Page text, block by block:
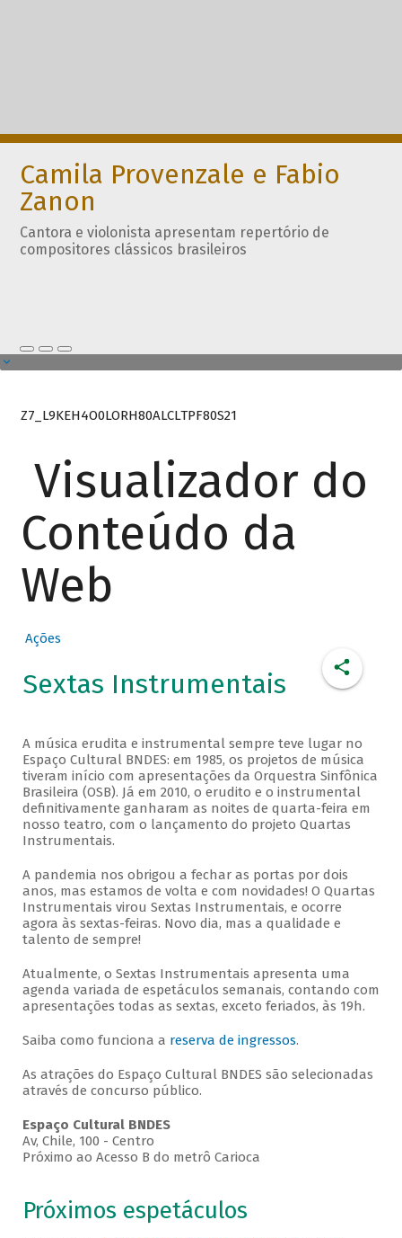
Camila Provenzale e Fabio
Zanon
Cantora e violonista apresentam repertório de
compositores clássicos brasileiros
Z7_L9KEH4O0LORH80ALCLTPF80S21
Visualizador do
Conteúdo da
Web
Ações
Sextas Instrumentais
A música erudita e instrumental sempre teve lugar no
Espaço Cultural BNDES: em 1985, os projetos de música
tiveram início com apresentações da Orquestra Sinfônica
Brasileira (OSB). Já em 2010, o erudito e o instrumental
definitivamente ganharam as noites de quarta-feira em
nosso teatro, com o lançamento do projeto Quartas
Instrumentais.
A pandemia nos obrigou a fechar as portas por dois
anos, mas estamos de volta e com novidades! O Quartas
Instrumentais virou Sextas Instrumentais, e ocorre
agora às sextas-feiras. Novo dia, mas a qualidade e
talento de sempre!
Atualmente, o Sextas Instrumentais apresenta uma
agenda variada de espetáculos semanais, contando com
apresentações todas as sextas, exceto feriados, às 19h.
Saiba como funciona a reserva de ingressos.
As atrações do Espaço Cultural BNDES são selecionadas
através de concurso público.
Espaço Cultural BNDES
Av, Chile, 100 - Centro
Próximo ao Acesso B do metrô Carioca
Próximos espetáculos